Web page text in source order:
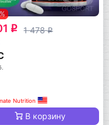
q 1 478q
Nutrition
В корзину